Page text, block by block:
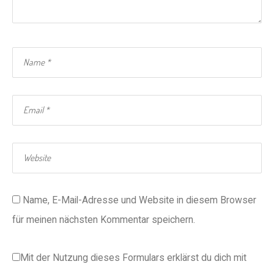
Name, E-Mail-Adresse und Website in diesem Browser
für meinen nächsten Kommentar speichern.
Mit der Nutzung dieses Formulars erklärst du dich mit